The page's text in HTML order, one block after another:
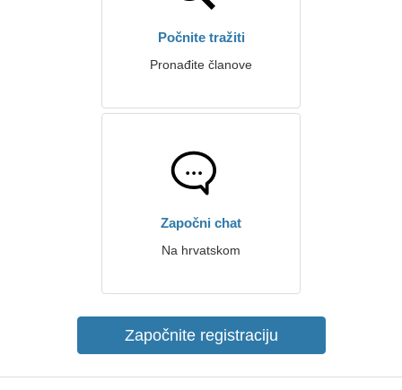
Počnite tražiti
Pronađite članove
Započni chat
Na hrvatskom
Započnite registraciju